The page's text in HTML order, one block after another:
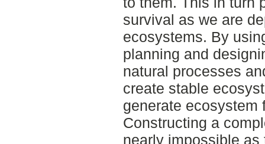
survival as we are
ecosystems. By
planning and
natural processes
create stable
generate ecosystem
Constructing a
nearly impossible